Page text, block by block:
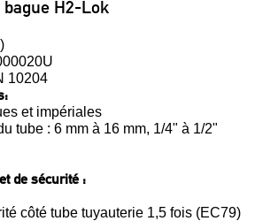
H2-Lok
10204
et impériales
tube : 6 mm à 16 mm, 1/4" à 1/2"
de sécurité :
côté tube tuyauterie 1,5 fois (EC79)